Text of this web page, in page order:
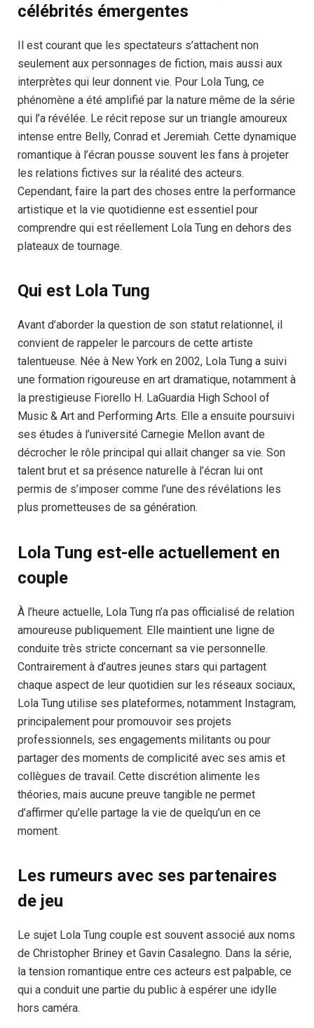
célébrités émergentes
Il est courant que les spectateurs s’attachent non
seulement aux personnages de fiction, mais aussi aux
interprètes qui leur donnent vie. Pour Lola Tung, ce
phénomène a été amplifié par la nature même de la série
qui l’a révélée. Le récit repose sur un triangle amoureux
intense entre Belly, Conrad et Jeremiah. Cette dynamique
romantique à l’écran pousse souvent les fans à projeter
les relations fictives sur la réalité des acteurs.
Cependant, faire la part des choses entre la performance
artistique et la vie quotidienne est essentiel pour
comprendre qui est réellement Lola Tung en dehors des
plateaux de tournage.
Qui est Lola Tung
Avant d’aborder la question de son statut relationnel, il
convient de rappeler le parcours de cette artiste
talentueuse. Née à New York en 2002, Lola Tung a suivi
une formation rigoureuse en art dramatique, notamment à
la prestigieuse Fiorello H. LaGuardia High School of
Music & Art and Performing Arts. Elle a ensuite poursuivi
ses études à l’université Carnegie Mellon avant de
décrocher le rôle principal qui allait changer sa vie. Son
talent brut et sa présence naturelle à l’écran lui ont
permis de s’imposer comme l’une des révélations les
plus prometteuses de sa génération.
Lola Tung est-elle actuellement en
couple
À l’heure actuelle, Lola Tung n’a pas officialisé de relation
amoureuse publiquement. Elle maintient une ligne de
conduite très stricte concernant sa vie personnelle.
Contrairement à d’autres jeunes stars qui partagent
chaque aspect de leur quotidien sur les réseaux sociaux,
Lola Tung utilise ses plateformes, notamment Instagram,
principalement pour promouvoir ses projets
professionnels, ses engagements militants ou pour
partager des moments de complicité avec ses amis et
collègues de travail. Cette discrétion alimente les
théories, mais aucune preuve tangible ne permet
d’affirmer qu’elle partage la vie de quelqu’un en ce
moment.
Les rumeurs avec ses partenaires
de jeu
Le sujet Lola Tung couple est souvent associé aux noms
de Christopher Briney et Gavin Casalegno. Dans la série,
la tension romantique entre ces acteurs est palpable, ce
qui a conduit une partie du public à espérer une idylle
hors caméra.